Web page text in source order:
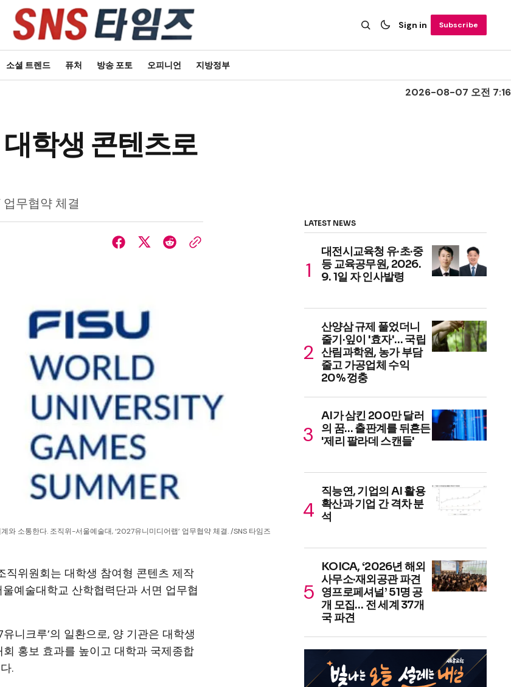
Sign in Subscribe
소셜 트렌드 퓨처 방송 포토 오피니언 지방정부
2026-08-07 오전 7:16
학생 콘텐츠로
무협약 체결
와 소통한다. 조직위-서울예술대, ‘2027유니미디어랩’ 업무협약 체결. /SNS 타임즈
직위원회는 대학생 참여형 콘텐츠 제작
예술대학교 산학협력단과 서면 업무협
니크루’의 일환으로, 양 기관은 대학생
홍보 효과를 높이고 대학과 국제종합
.
LATEST NEWS
대전시교육청 유·초·중
등 교육공무원, 2026.
9. 1일 자 인사발령
산양삼 규제 풀었더니
줄기·잎이 '효자'… 국립
산림과학원, 농가 부담
줄고 가공업체 수익
20% 껑충
AI가 삼킨 200만 달러
의 꿈… 출판계를 뒤흔든
'제리 팔라데 스캔들'
직능연, 기업의 AI 활용
확산과 기업 간 격차 분
석
KOICA, ‘2026년 해외
사무소·재외공관 파견
영프로페셔널’ 51명 공
개 모집… 전 세계 37개
국 파견